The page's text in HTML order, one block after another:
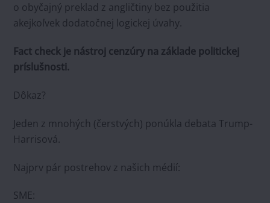
o obyčajný preklad z angličtiny bez použitia
akejkoľvek dodatočnej logickej úvahy.
Fact check je nástroj cenzúry na základe politickej
príslušnosti.
Dôkaz?
Jeden z mnohých (čerstvých) ponúkla debata Trump-
Harrisová.
Najprv pár postrehov z našich médií:
SME: